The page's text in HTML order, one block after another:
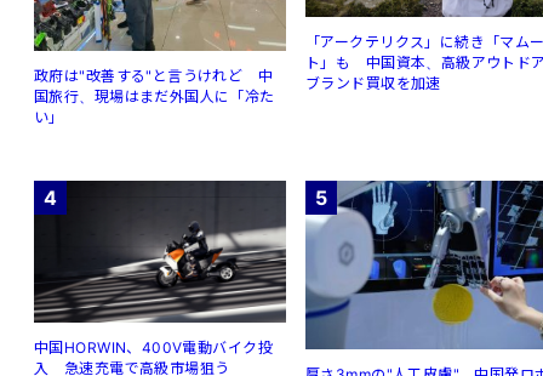
政府は"改善する"と言うけれど 中
国旅行、現場はまだ外国人に「冷た
い」
「アークテリクス」に続き「マム
ト」も 中国資本、高級アウトド
ブランド買収を加速
4
中国HORWIN、400V電動バイク投
入 急速充電で高級市場狙う
5